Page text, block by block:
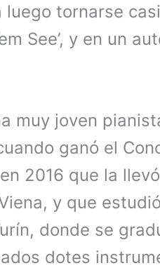
luego tornarse
See’, y en un
muy joven
ganó el
2016 que la
y que
donde se
dotes